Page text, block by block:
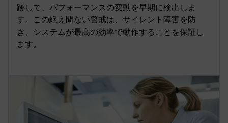
跡して、パフォーマンスの変動を早期に検出しま
す。この絶え間ない警戒は、サイレント障害を防
ぎ、システムが最高の効率で動作することを保証し
ます。